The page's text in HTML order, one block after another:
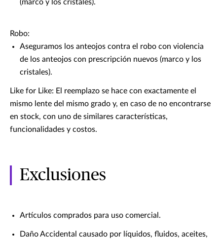
(marco y los cristales).
Robo:
Aseguramos los anteojos contra el robo con violencia
de los anteojos con prescripción nuevos (marco y los
cristales).
Like for Like: El reemplazo se hace con exactamente el
mismo lente del mismo grado y, en caso de no encontrarse
en stock, con uno de similares características,
funcionalidades y costos.
Exclusiones
Artículos comprados para uso comercial.
Daño Accidental causado por líquidos, fluidos, aceites,